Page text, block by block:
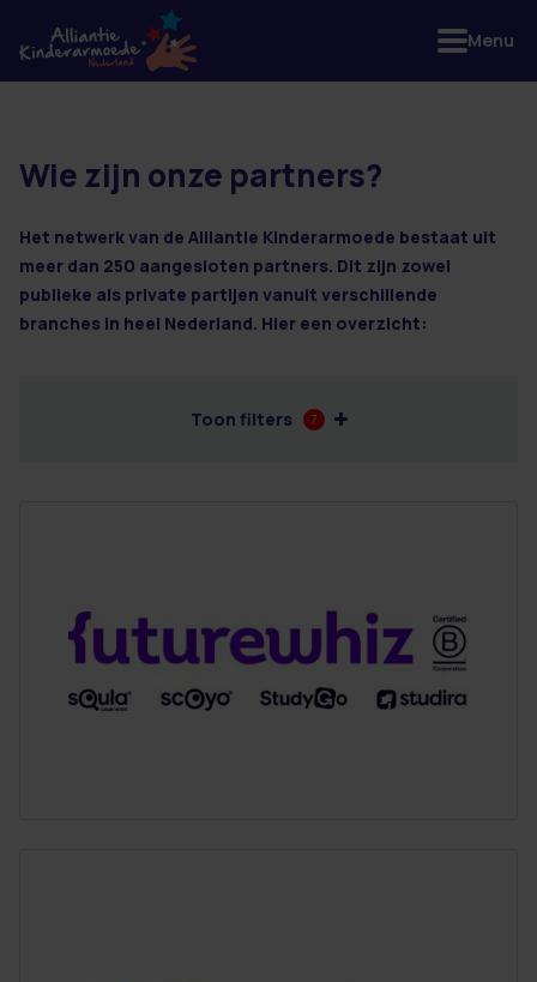
6 resultaten
Wie zijn onze partners?
Het netwerk van de Alliantie Kinderarmoede bestaat uit
meer dan 250 aangesloten partners. Dit zijn zowel
publieke als private partijen vanuit verschillende
branches in heel Nederland. Hier een overzicht:
Toon filters 7
Menu